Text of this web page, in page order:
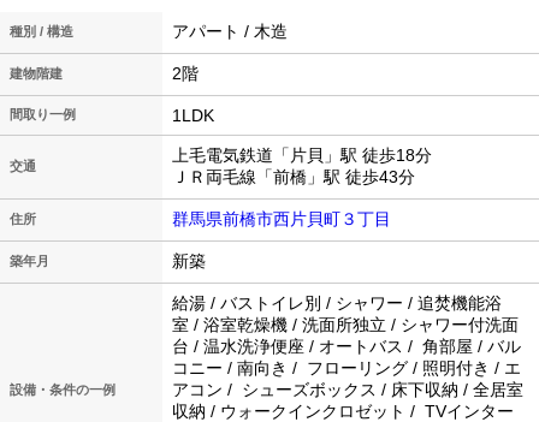
種別 / 構造 アパート / 木造
建物階建 2階
間取り一例 1LDK
交通
上毛電気鉄道「片貝」駅 徒歩18分
ＪＲ両毛線「前橋」駅 徒歩43分
住所 群馬県前橋市西片貝町３丁目
築年月 新築
設備・条件の一例
給湯 / バストイレ別 / シャワー / 追焚機能浴
室 / 浴室乾燥機 / 洗面所独立 / シャワー付洗面
台 / 温水洗浄便座 / オートバス / 角部屋 / バル
コニー / 南向き / フローリング / 照明付き / エ
アコン / シューズボックス / 床下収納 / 全居室
収納 / ウォークインクロゼット / TVインター